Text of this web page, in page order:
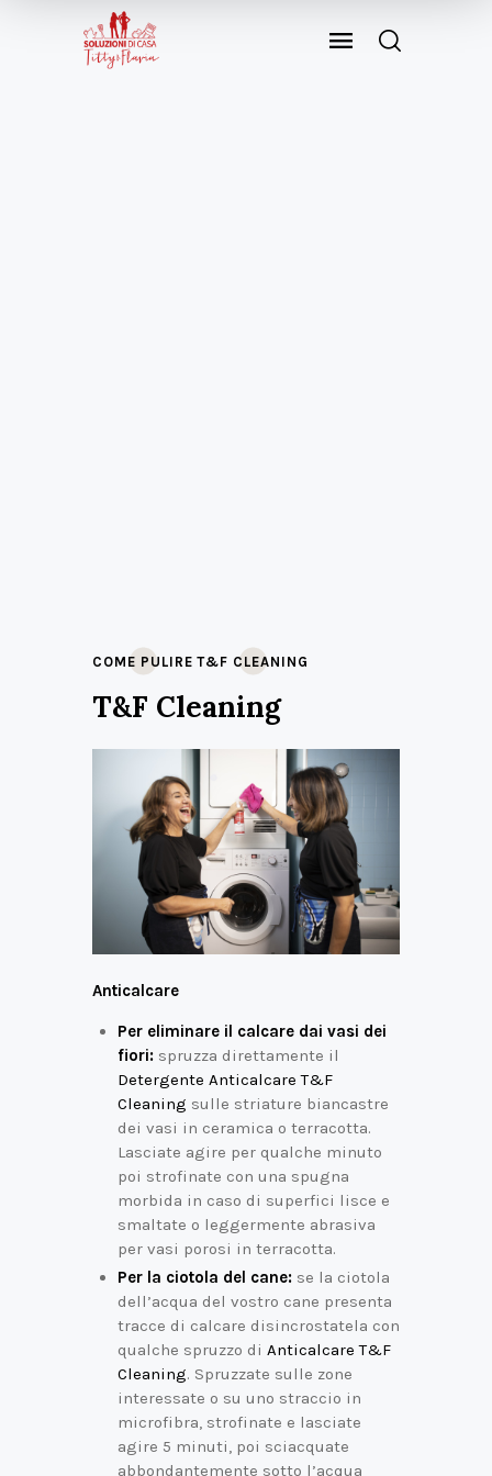
COME PULIRE T&F CLEANING
T&F Cleaning
Anticalcare
Per eliminare il calcare dai vasi dei
fiori:spruzza direttamente il
Detergente Anticalcare T&F
Cleaning sulle striature biancastre
dei vasi in ceramica o terracotta.
Lasciate agire per qualche minuto
poi strofinate con una spugna
morbida in caso di superfici lisce e
smaltate o leggermente abrasiva
per vasi porosi in terracotta.
Per la ciotola del cane:se la ciotola
dell’acqua del vostro cane presenta
tracce di calcare disincrostatela con
qualche spruzzo di Anticalcare T&F
Cleaning. Spruzzate sulle zone
interessate o su uno straccio in
microfibra, strofinate e lasciate
agire 5 minuti, poi sciacquate
abbondantemente sotto l’acqua